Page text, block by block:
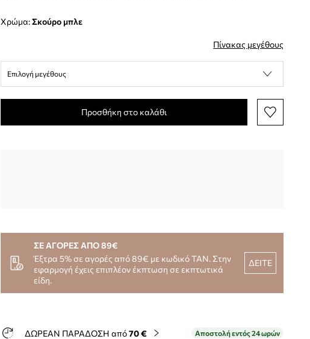
Χρώμα: σκούρο μπλε
Πίνακας μεγέθους
Επιλογή μεγέθους
Προσθήκη στο καλάθι
ΣΕ ΑΓΟΡΕΣ ΑΠΟ 89€
Έξτρα 5% σε αγορές από 89€ με κωδικό TAN. Στην
εφαρμογή έχεις επιπλέον έκπτωση σε εκπτωτικά
είδη.
ΔΕΙΤΕ
ΔΩΡΕΑΝ ΠΑΡΑΔΟΣΗ από70 € Αποστολή εντός 24 ωρών